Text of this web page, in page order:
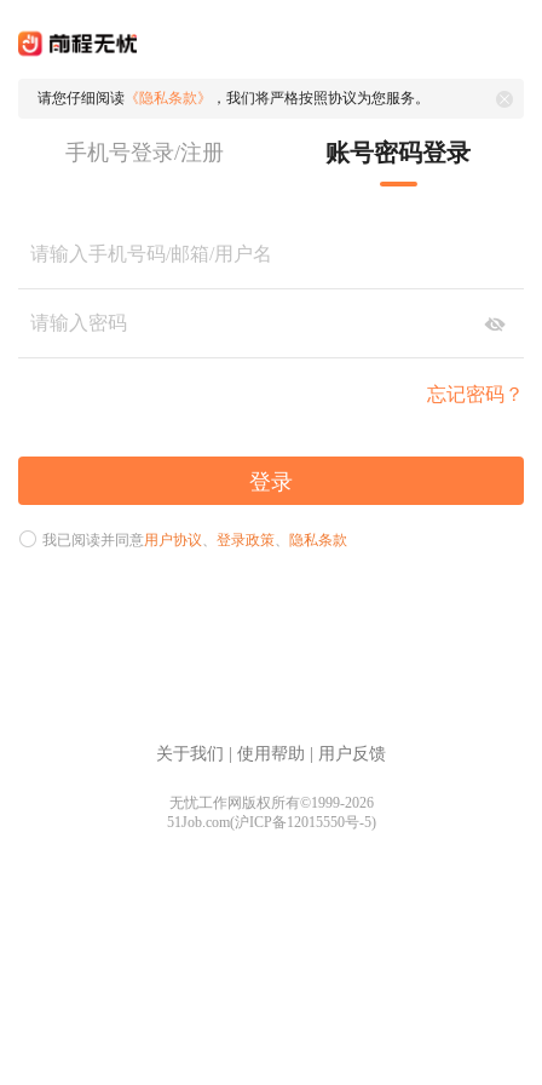
请您仔细阅读 《隐私条款》 ，我们将严格按照协议为您服务。
手机号登录/注册 账号密码登录
忘记密码？
登录
我已阅读并同意用户协议、 登录政策、 隐私条款
关于我们 使用帮助 用户反馈
无忧工作网版权所有©1999-2026
51Job.com(沪ICP备12015550号-5)